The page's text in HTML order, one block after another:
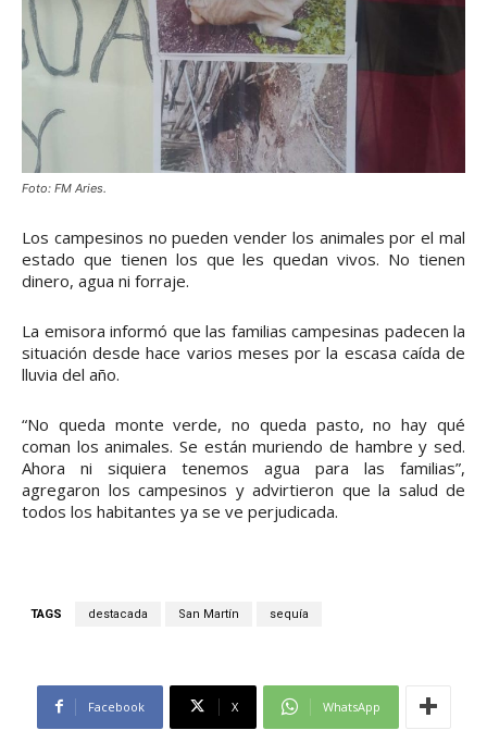
Foto: FM Aries.
Los campesinos no pueden vender los animales por el mal
estado que tienen los que les quedan vivos. No tienen
dinero, agua ni forraje.
La emisora informó que las familias campesinas padecen la
situación desde hace varios meses por la escasa caída de
lluvia del año.
“No queda monte verde, no queda pasto, no hay qué
coman los animales. Se están muriendo de hambre y sed.
Ahora ni siquiera tenemos agua para las familias”,
agregaron los campesinos y advirtieron que la salud de
todos los habitantes ya se ve perjudicada.
TAGS destacada San Martín sequía
Facebook X WhatsApp